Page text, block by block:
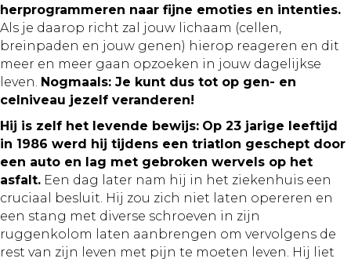
herprogrammeren naar fijne emoties en intenties.
Als je daarop richt zal jouw lichaam (cellen,
breinpaden en jouw genen) hierop reageren en dit
meer en meer gaan opzoeken in jouw dagelijkse
leven. Nogmaals: Je kunt dus tot op gen- en
celniveau jezelf veranderen!
Hij is zelf het levende bewijs: Op 23 jarige leeftijd
in 1986 werd hij tijdens een triatlon geschept door
een auto en lag met gebroken wervels op het
asfalt. Een dag later nam hij in het ziekenhuis een
cruciaal besluit. Hij zou zich niet laten opereren en
een stang met diverse schroeven in zijn
ruggenkolom laten aanbrengen om vervolgens de
rest van zijn leven met pijn te moeten leven. Hij liet